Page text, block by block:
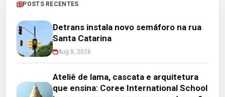
POSTS RECENTES
Detrans instala novo semáforo na rua
Santa Catarina
Aug 8, 2026
Ateliê de lama, cascata e arquitetura
que ensina: Coree International School